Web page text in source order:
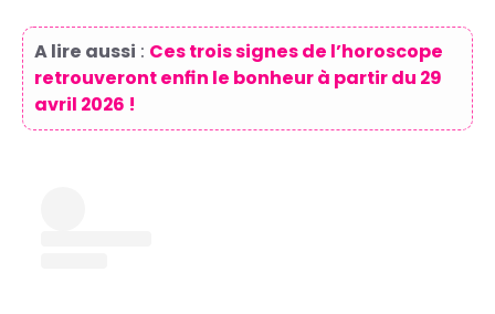
A lire aussi : Ces trois signes de l’horoscope
retrouveront enfin le bonheur à partir du 29
avril 2026 !